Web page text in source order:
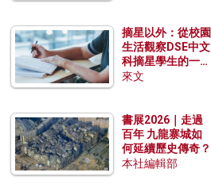
摘星以外：從校園
生活觀察DSE中文
科摘星學生的一點
特質
來文
書展2026｜走過
百年 九龍寨城如
何延續歷史傳奇？
本社編輯部